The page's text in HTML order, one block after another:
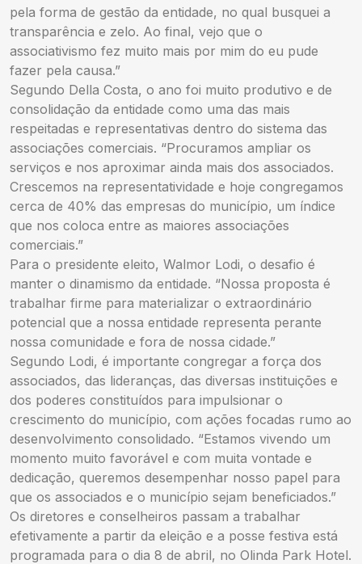
pela forma de gestão da entidade, no qual busquei a
transparência e zelo. Ao final, vejo que o
associativismo fez muito mais por mim do eu pude
fazer pela causa.”
Segundo Della Costa, o ano foi muito produtivo e de
consolidação da entidade como uma das mais
respeitadas e representativas dentro do sistema das
associações comerciais. “Procuramos ampliar os
serviços e nos aproximar ainda mais dos associados.
Crescemos na representatividade e hoje congregamos
cerca de 40% das empresas do município, um índice
que nos coloca entre as maiores associações
comerciais.”
Para o presidente eleito, Walmor Lodi, o desafio é
manter o dinamismo da entidade. “Nossa proposta é
trabalhar firme para materializar o extraordinário
potencial que a nossa entidade representa perante
nossa comunidade e fora de nossa cidade.”
Segundo Lodi, é importante congregar a força dos
associados, das lideranças, das diversas instituições e
dos poderes constituídos para impulsionar o
crescimento do município, com ações focadas rumo ao
desenvolvimento consolidado. “Estamos vivendo um
momento muito favorável e com muita vontade e
dedicação, queremos desempenhar nosso papel para
que os associados e o município sejam beneficiados.”
Os diretores e conselheiros passam a trabalhar
efetivamente a partir da eleição e a posse festiva está
programada para o dia 8 de abril, no Olinda Park Hotel.